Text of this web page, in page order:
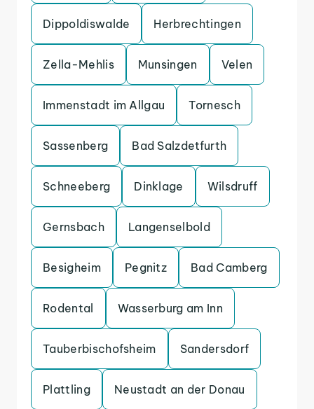
Dippoldiswalde Herbrechtingen
Zella-Mehlis Munsingen Velen
Immenstadt im Allgau Tornesch
Sassenberg Bad Salzdetfurth
Schneeberg Dinklage Wilsdruff
Gernsbach Langenselbold
Besigheim Pegnitz Bad Camberg
Rodental Wasserburg am Inn
Tauberbischofsheim Sandersdorf
Plattling Neustadt an der Donau